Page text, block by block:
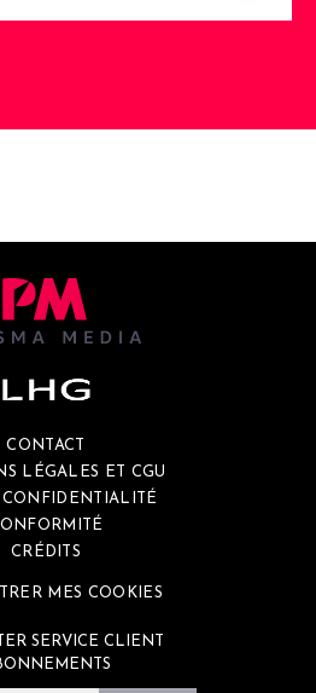
CONTACT
LÉGALES ET CGU
CONFIDENTIALITÉ
CRÉDITS
MES COOKIES
SERVICE CLIENT